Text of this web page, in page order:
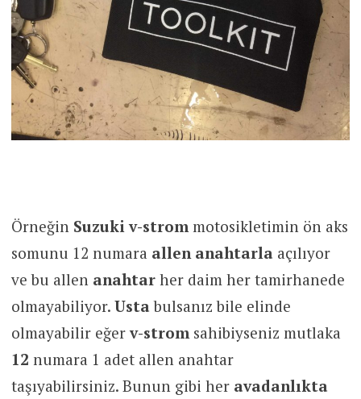
Örneğin Suzuki v-strommotosikletimin ön aks
somunu 12 numara allen anahtarla açılıyor
ve bu allen anahtarher daim her tamirhanede
olmayabiliyor. Usta bulsanız bile elinde
olmayabilir eğerv-stromsahibiyseniz mutlaka
12 numara 1 adet allen anahtar
taşıyabilirsiniz. Bunun gibi her avadanlıkta